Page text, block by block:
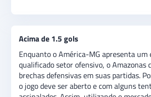
Acima de 1.5 gols
Enquanto o América-MG apresenta um
qualificado setor ofensivo, o Amazonas
brechas defensivas em suas partidas.
o jogo deve ser aberto e com alguns